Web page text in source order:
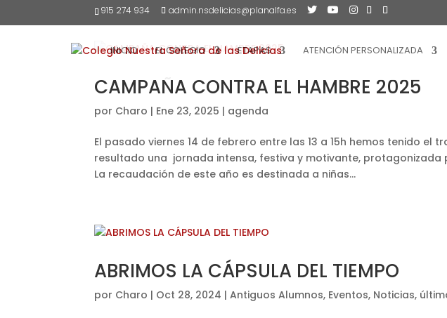
915 274 934 admin.nsdelicias@planalfa.es
INICIO EL COLEGIO ETAPAS ATENCIÓN PERSONALIZADA
CAMPAÑA CONTRA EL HAMBRE 2025
por Charo | Ene 23, 2025 | agenda
El pasado viernes 14 de febrero entre las 13 a 15h hemos tenido el
resultado una jornada intensa, festiva y motivante, protagonizada
La recaudación de este año es destinada a niñas...
ABRIMOS LA CÁPSULA DEL TIEMPO
por Charo | Oct 28, 2024 |Antiguos Alumnos, Eventos, Noticias,